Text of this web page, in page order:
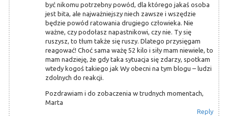
być nikomu potrzebny powód, dla którego jakaś osoba
jest bita, ale najważniejszy niech zawsze i wszędzie
będzie powód ratowania drugiego człowieka. Nie
ważne, czy podołasz napastnikowi, czy nie. Ty się
ruszysz, to tłum także się ruszy. Dlatego przysięgam
reagować! Choć sama ważę 52 kilo i siły mam niewiele, to
mam nadzieję, że gdy taka sytuacja się zdarzy, spotkam
wtedy kogoś takiego jak Wy obecni na tym blogu – ludzi
zdolnych do reakcji.
Pozdrawiam i do zobaczenia w trudnych momentach,
Marta
Reply